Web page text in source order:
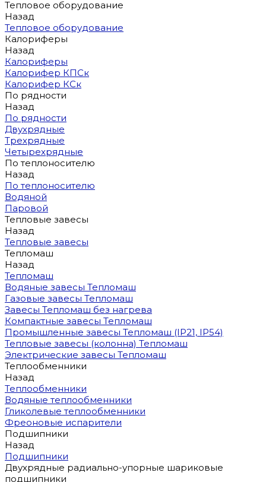
Тепловое оборудование
Назад
Тепловое оборудование
Калориферы
Назад
Калориферы
Калорифер КПСк
Калорифер КСк
По рядности
Назад
По рядности
Двухрядные
Трехрядные
Четырехрядные
По теплоносителю
Назад
По теплоносителю
Водяной
Паровой
Тепловые завесы
Назад
Тепловые завесы
Тепломаш
Назад
Тепломаш
Водяные завесы Тепломаш
Газовые завесы Тепломаш
Завесы Тепломаш без нагрева
Компактные завесы Тепломаш
Промышленные завесы Тепломаш (IP21, IP54)
Тепловые завесы (колонна) Тепломаш
Электрические завесы Тепломаш
Теплообменники
Назад
Теплообменники
Водяные теплообменники
Гликолевые теплообменники
Фреоновые испарители
Подшипники
Назад
Подшипники
Двухрядные радиально-упорные шариковые
подшипники